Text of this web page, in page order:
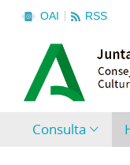
OAI RSS
Consulta